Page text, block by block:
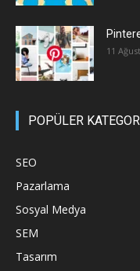
11
POPÜLER
SEO
Pazarlama
Sosyal Medya
SEM
Tasarım